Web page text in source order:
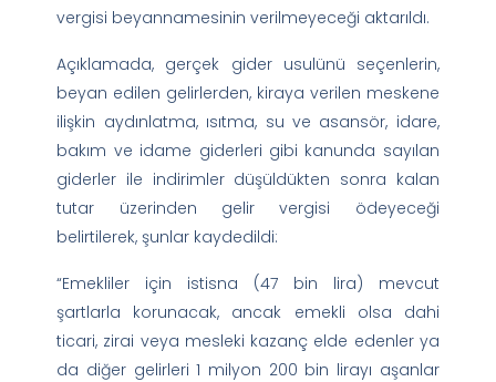
vergisi beyannamesinin verilmeyeceği aktarıldı.
Açıklamada, gerçek gider usulünü seçenlerin,
beyan edilen gelirlerden, kiraya verilen meskene
ilişkin aydınlatma, ısıtma, su ve asansör, idare,
bakım ve idame giderleri gibi kanunda sayılan
giderler ile indirimler düşüldükten sonra kalan
tutar üzerinden gelir vergisi ödeyeceği
belirtilerek, şunlar kaydedildi:
“Emekliler için istisna (47 bin lira) mevcut
şartlarla korunacak, ancak emekli olsa dahi
ticari, zirai veya mesleki kazanç elde edenler ya
da diğer gelirleri 1 milyon 200 bin lirayı aşanlar